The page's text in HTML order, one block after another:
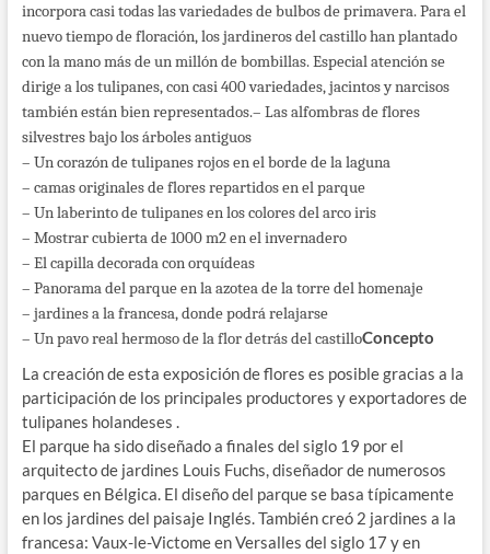
incorpora casi todas las variedades de bulbos de primavera. Para el
nuevo tiempo de floración, los jardineros del castillo han plantado
con la mano más de un millón de bombillas. Especial atención se
dirige a los tulipanes, con casi 400 variedades, jacintos y narcisos
también están bien representados.– Las alfombras de flores
silvestres bajo los árboles antiguos
– Un corazón de tulipanes rojos en el borde de la laguna
– camas originales de flores repartidos en el parque
– Un laberinto de tulipanes en los colores del arco iris
– Mostrar cubierta de 1000 m2 en el invernadero
– El capilla decorada con orquídeas
– Panorama del parque en la azotea de la torre del homenaje
– jardines a la francesa, donde podrá relajarse
– Un pavo real hermoso de la flor detrás del castilloConcepto
La creación de esta exposición de flores es posible gracias a la
participación de los principales productores y exportadores de
tulipanes holandeses .
El parque ha sido diseñado a finales del siglo 19 por el
arquitecto de jardines Louis Fuchs, diseñador de numerosos
parques en Bélgica. El diseño del parque se basa típicamente
en los jardines del paisaje Inglés. También creó 2 jardines a la
francesa: Vaux-le-Victome en Versalles del siglo 17 y en